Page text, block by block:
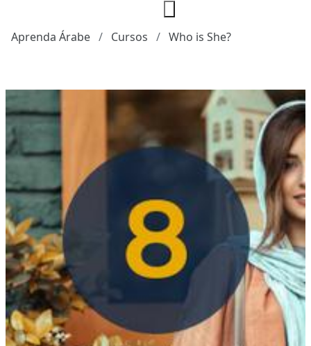
Aprenda Árabe Cursos Who is She?